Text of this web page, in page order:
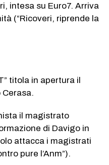
intesa su Euro7. Arriva
(“Ricoveri, riprende la
titola in apertura il
il magistrato
di Davigo in
attacca i magistrati
pure l’Anm”).